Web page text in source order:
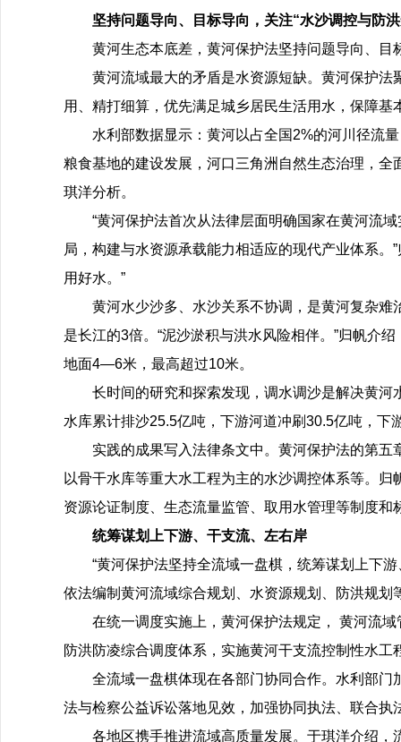
坚持问题导向、目标导向，关注“水沙调控与防
黄河生态本底差，黄河保护法坚持问题导向、目
黄河流域最大的矛盾是水资源短缺。黄河保护
用、精打细算，优先满足城乡居民生活用水，保障
水利部数据显示：黄河以占全国2%的河川径流
粮食基地的建设发展，河口三角洲自然生态治理，
琪洋分析。
“黄河保护法首次从法律层面明确国家在黄河流
局，构建与水资源承载能力相适应的现代产业体系。
用好水。”
黄河水少沙多、水沙关系不协调，是黄河复杂
是长江的3倍。“泥沙淤积与洪水风险相伴。”归帆介
地面4—6米，最高超过10米。
长时间的研究和探索发现，调水调沙是解决黄
水库累计排沙25.5亿吨，下游河道冲刷30.5亿吨，下
实践的成果写入法律条文中。黄河保护法的第五
以骨干水库等重大水工程为主的水沙调控体系等。
资源论证制度、生态流量监管、取用水管理等制度和
统筹谋划上下游、干支流、左右岸
“黄河保护法坚持全流域一盘棋，统筹谋划上下
依法编制黄河流域综合规划、水资源规划、防洪规
在统一调度实施上，黄河保护法规定， 黄河流
防洪防凌综合调度体系，实施黄河干支流控制性水
全流域一盘棋体现在各部门协同合作。水利部
法与检察公益诉讼落地见效，加强协同执法、联合
各地区携手推进流域高质量发展。于琪洋介绍